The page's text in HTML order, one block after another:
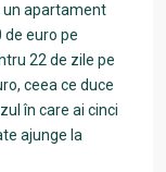
un apartament
euro pe
22 de zile pe
ceea ce duce
în care ai cinci
ajunge la